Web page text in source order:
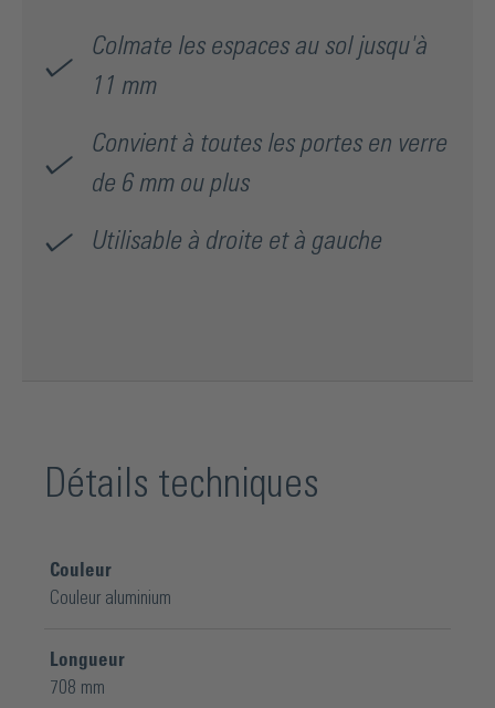
Colmate les espaces au sol jusqu'à
11 mm
Convient à toutes les portes en verre
de 6 mm ou plus
Utilisable à droite et à gauche
Détails techniques
Couleur
Couleur aluminium
Longueur
708 mm